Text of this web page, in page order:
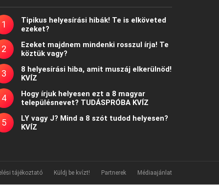
Tipikus helyesírási hibák! Te is elköveted
ezeket?
Ezeket majdnem mindenki rosszul írja! Te
köztük vagy?
8 helyesírási hiba, amit muszáj elkerülnöd!
KVÍZ
Hogy írjuk helyesen ezt a 8 magyar
településnevet? TUDÁSPRÓBA KVÍZ
LY vagy J? Mind a 8 szót tudod helyesen?
KVÍZ
tájékoztató Küldj be kvízt! Partnerek Médiaajánlat